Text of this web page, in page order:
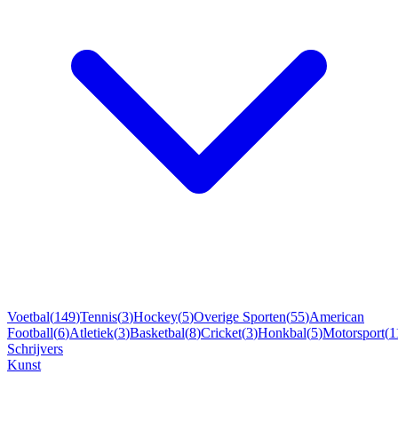
Voetbal(149)Tennis(3)Hockey(5)Overige Sporten(55)American
Football(6)Atletiek(3)Basketbal(8)Cricket(3)Honkbal(5)Motorsport(
Schrijvers
Kunst